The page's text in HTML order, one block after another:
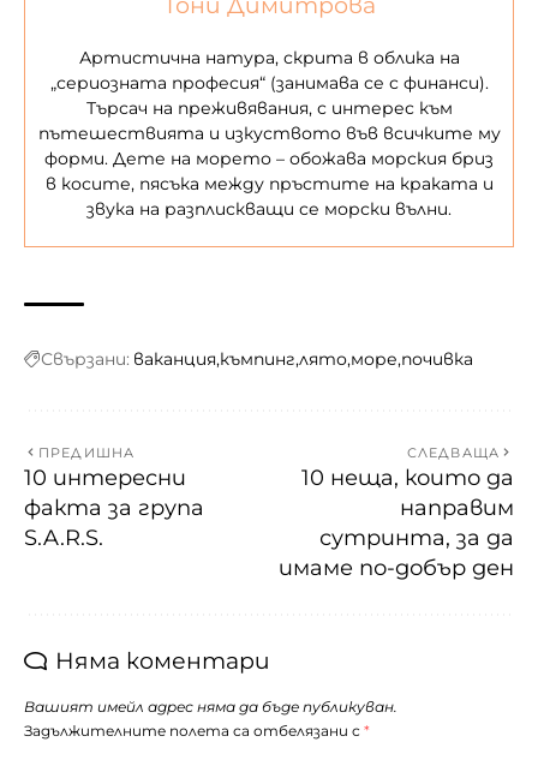
Артистична натура, скрита в облика на
„сериозната професия“ (занимава се с финанси).
Търсач на преживявания, с интерес към
пътешествията и изкуството във всичките му
форми. Дете на морето – обожава морския бриз
в косите, пясъка между пръстите на краката и
звука на разплискващи се морски вълни.
Свързани: ваканция къмпинг лято море почивка
ПРЕДИШНА
10 интересни
факта за група
S.A.R.S.
СЛЕДВАЩА
10 неща, които да
направим
сутринта, за да
имаме по-добър ден
Няма коментари
Вашият имейл адрес няма да бъде публикуван.
Задължителните полета са отбелязани с *